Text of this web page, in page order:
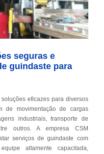
seguras e
guindaste para
soluções eficazes para diversos
de movimentação de cargas
industriais, transporte de
outros. A empresa CSM
serviços de guindaste com
altamente capacitada,